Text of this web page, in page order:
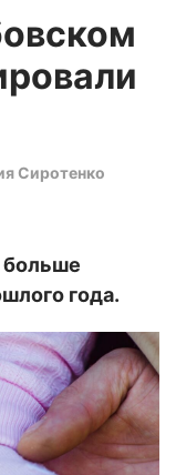
Сиротенко
больше
года.